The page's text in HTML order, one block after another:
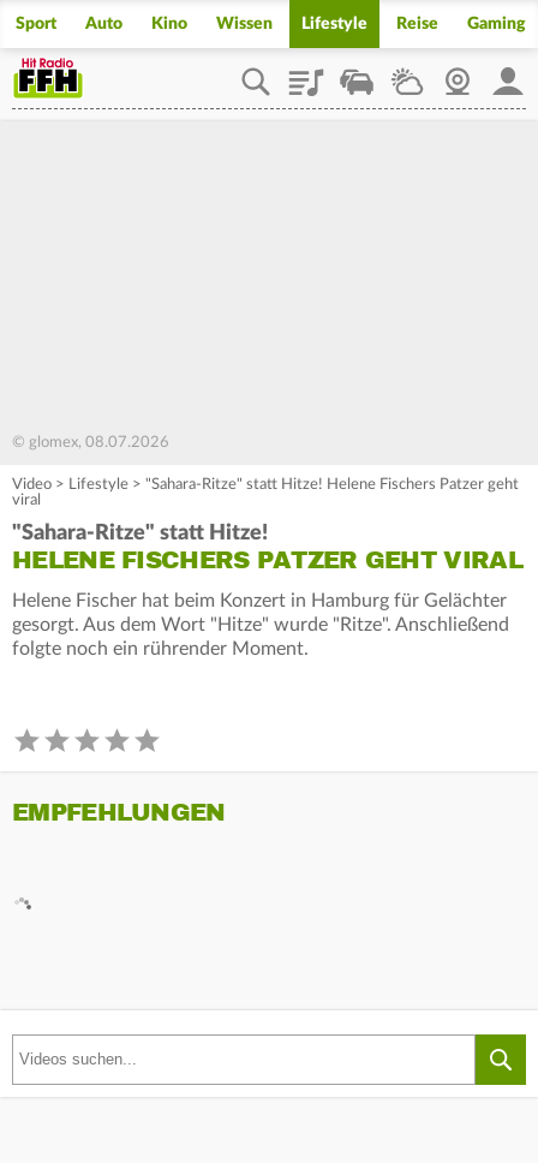
Sport Auto Kino Wissen Lifestyle Reise Gaming
PlaylistStaupilotWetterWebcam
© glomex, 08.07.2026
Video > Lifestyle > "Sahara-Ritze" statt Hitze! Helene Fischers Patzer geht
viral
"Sahara-Ritze" statt Hitze!
HELENE FISCHERS PATZER GEHT VIRAL
Helene Fischer hat beim Konzert in Hamburg für Gelächter
gesorgt. Aus dem Wort "Hitze" wurde "Ritze". Anschließend
folgte noch ein rührender Moment.
EMPFEHLUNGEN